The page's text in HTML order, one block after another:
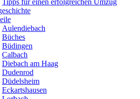
Tipps für einen erfolgreichen Umzug
Aulendiebach
Büches
Büdingen
Calbach
Diebach am Haag
Dudenrod
Düdelsheim
Eckartshausen